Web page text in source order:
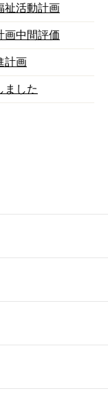
祉活動計画
画中間評価
計画
ました